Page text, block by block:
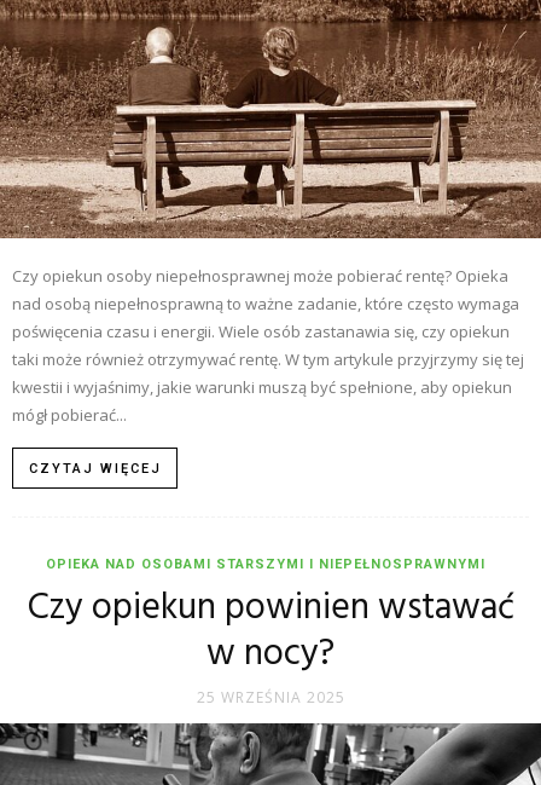
Czy opiekun osoby niepełnosprawnej może pobierać rentę? Opieka
nad osobą niepełnosprawną to ważne zadanie, które często wymaga
poświęcenia czasu i energii. Wiele osób zastanawia się, czy opiekun
taki może również otrzymywać rentę. W tym artykule przyjrzymy się tej
kwestii i wyjaśnimy, jakie warunki muszą być spełnione, aby opiekun
mógł pobierać...
CZYTAJ WIĘCEJ
OPIEKA NAD OSOBAMI STARSZYMI I NIEPEŁNOSPRAWNYMI
Czy opiekun powinien wstawać
w nocy?
25 WRZEŚNIA 2025